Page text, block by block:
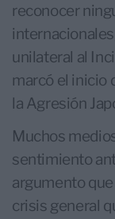
reconocer
unilateral al
marcó el inicio
la Agresión
Muchos
sentimiento
argumento
crisis general